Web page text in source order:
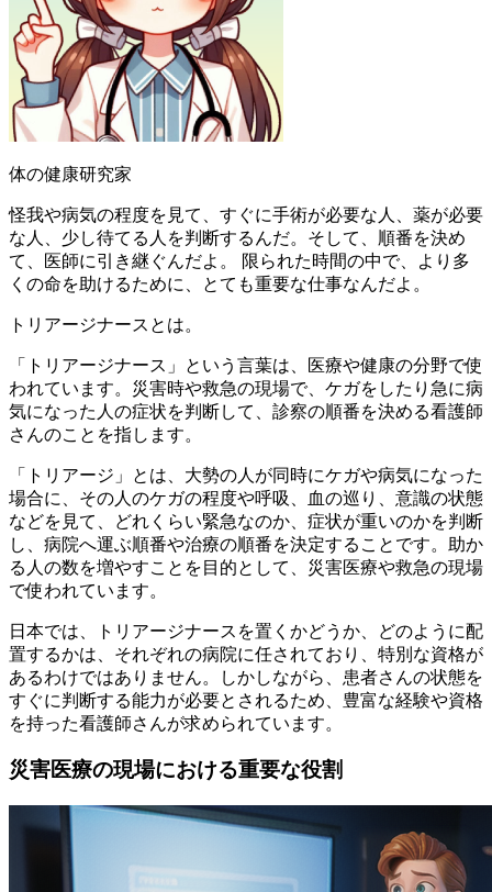
体の健康研究家
怪我や病気の程度を見て、すぐに手術が必要な人、薬が必要
な人、少し待てる人を判断するんだ。そして、順番を決め
て、医師に引き継ぐんだよ。 限られた時間の中で、より多
くの命を助けるために、とても重要な仕事なんだよ。
トリアージナースとは。
「トリアージナース」という言葉は、医療や健康の分野で使
われています。災害時や救急の現場で、ケガをしたり急に病
気になった人の症状を判断して、診察の順番を決める看護師
さんのことを指します。
「トリアージ」とは、大勢の人が同時にケガや病気になった
場合に、その人のケガの程度や呼吸、血の巡り、意識の状態
などを見て、どれくらい緊急なのか、症状が重いのかを判断
し、病院へ運ぶ順番や治療の順番を決定することです。助か
る人の数を増やすことを目的として、災害医療や救急の現場
で使われています。
日本では、トリアージナースを置くかどうか、どのように配
置するかは、それぞれの病院に任されており、特別な資格が
あるわけではありません。しかしながら、患者さんの状態を
すぐに判断する能力が必要とされるため、豊富な経験や資格
を持った看護師さんが求められています。
災害医療の現場における重要な役割